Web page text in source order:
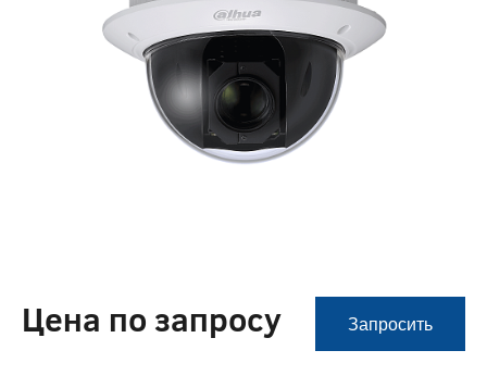
Цена по запросу Запросить